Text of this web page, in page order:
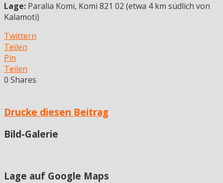
Lage: Paralia Komi, Komi 821 02 (etwa 4 km südlich von
Kalamoti)
Twittern
Teilen
Pin
Teilen
0 Shares
Drucke diesen Beitrag
Bild-Galerie
Lage auf Google Maps